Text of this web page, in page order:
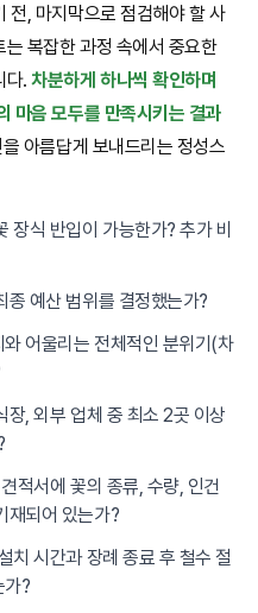
전, 마지막으로 점검해야 할 사
복잡한 과정 속에서 중요한
다.차분하게 하나씩 확인하며
마음 모두를 만족시키는 결과
아름답게 보내드리는 정성스
장식 반입이 가능한가? 추가 비
예산 범위를 결정했는가?
어울리는 전체적인 분위기(차
장, 외부 업체 중 최소 2곳 이상
적서에 꽃의 종류, 수량, 인건
재되어 있는가?
치 시간과 장례 종료 후 철수 절
가?